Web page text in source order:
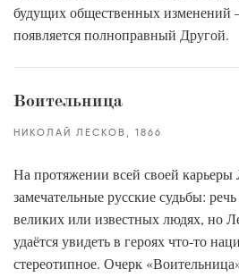
будущих общественных изменений
появляется полноправный Другой.
Воительница
НИКОЛАЙ ЛЕСКОВ 1866
На протяжении всей своей карьеры
замечательные русские судьбы:
великих или известных людях, но
удаётся увидеть в героях что-то
стереотипное. Очерк